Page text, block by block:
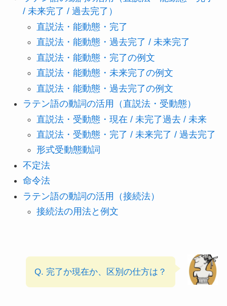
/ 未来完了 / 過去完了）
直説法・能動態・完了
直説法・能動態・過去完了 / 未来完了
直説法・能動態・完了の例文
直説法・能動態・未来完了の例文
直説法・能動態・過去完了の例文
ラテン語の動詞の活用（直説法・受動態）
直説法・受動態・現在 / 未完了過去 / 未来
直説法・受動態・完了 / 未来完了 / 過去完了
形式受動態動詞
不定法
命令法
ラテン語の動詞の活用（接続法）
接続法の用法と例文
Q. 完了か現在か、区別の仕方は？